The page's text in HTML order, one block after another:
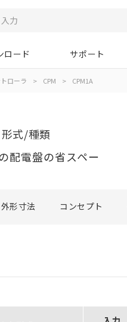
ロード サポート
ローラ > CPM > CPM1A
形式/種類
配電盤の省スペー
外形寸法 コンセプト